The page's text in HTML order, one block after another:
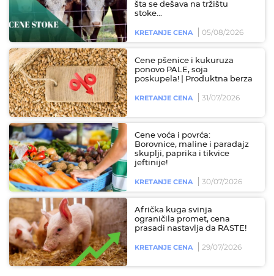
šta se dešava na tržištu
stoke...
KRETANJE CENA 05/08/2026
Cene pšenice i kukuruza
ponovo PALE, soja
poskupela! | Produktna berza
KRETANJE CENA 31/07/2026
Cene voća i povrća:
Borovnice, maline i paradajz
skuplji, paprika i tikvice
jeftinije!
KRETANJE CENA 30/07/2026
Afrička kuga svinja
ograničila promet, cena
prasadi nastavlja da RASTE!
KRETANJE CENA 29/07/2026